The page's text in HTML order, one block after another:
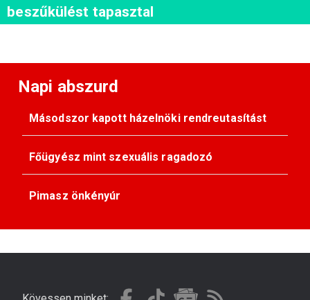
beszűkülést tapasztal
Napi abszurd
Másodszor kapott házelnöki rendreutasítást
Főügyész mint szexuális ragadozó
Pimasz önkényúr